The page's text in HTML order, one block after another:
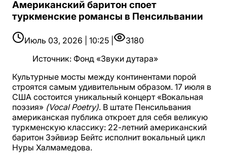
Американский баритон споет
туркменские романсы в Пенсильвании
Июль 03, 2026 | 10:25 |
3180
Источник: Фонд «Звуки дутара»
Культурные мосты между континентами порой
строятся самым удивительным образом. 17 июля в
США состоится уникальный концерт «Вокальная
поэзия» (Vocal Poetry). В штате Пенсильвания
американская публика откроет для себя великую
туркменскую классику: 22-летний американский
баритон Зэйвиэр Бейтс исполнит вокальный цикл
Нуры Халмамедова.